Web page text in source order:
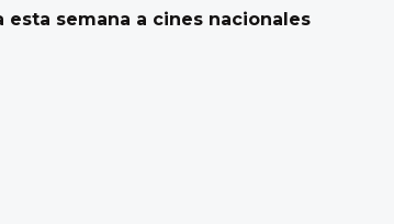
semana a cines nacionales